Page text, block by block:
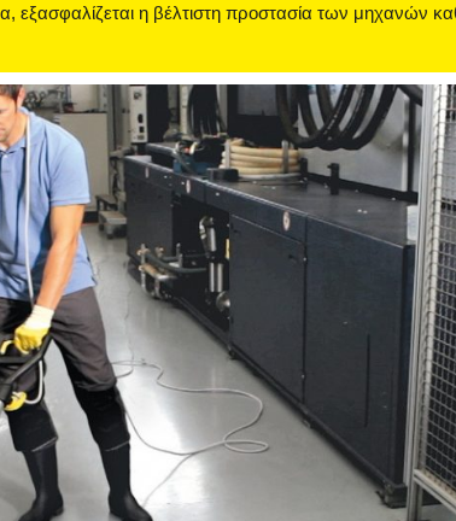
εξασφαλίζεται η βέλτιστη προστασία των μηχανών